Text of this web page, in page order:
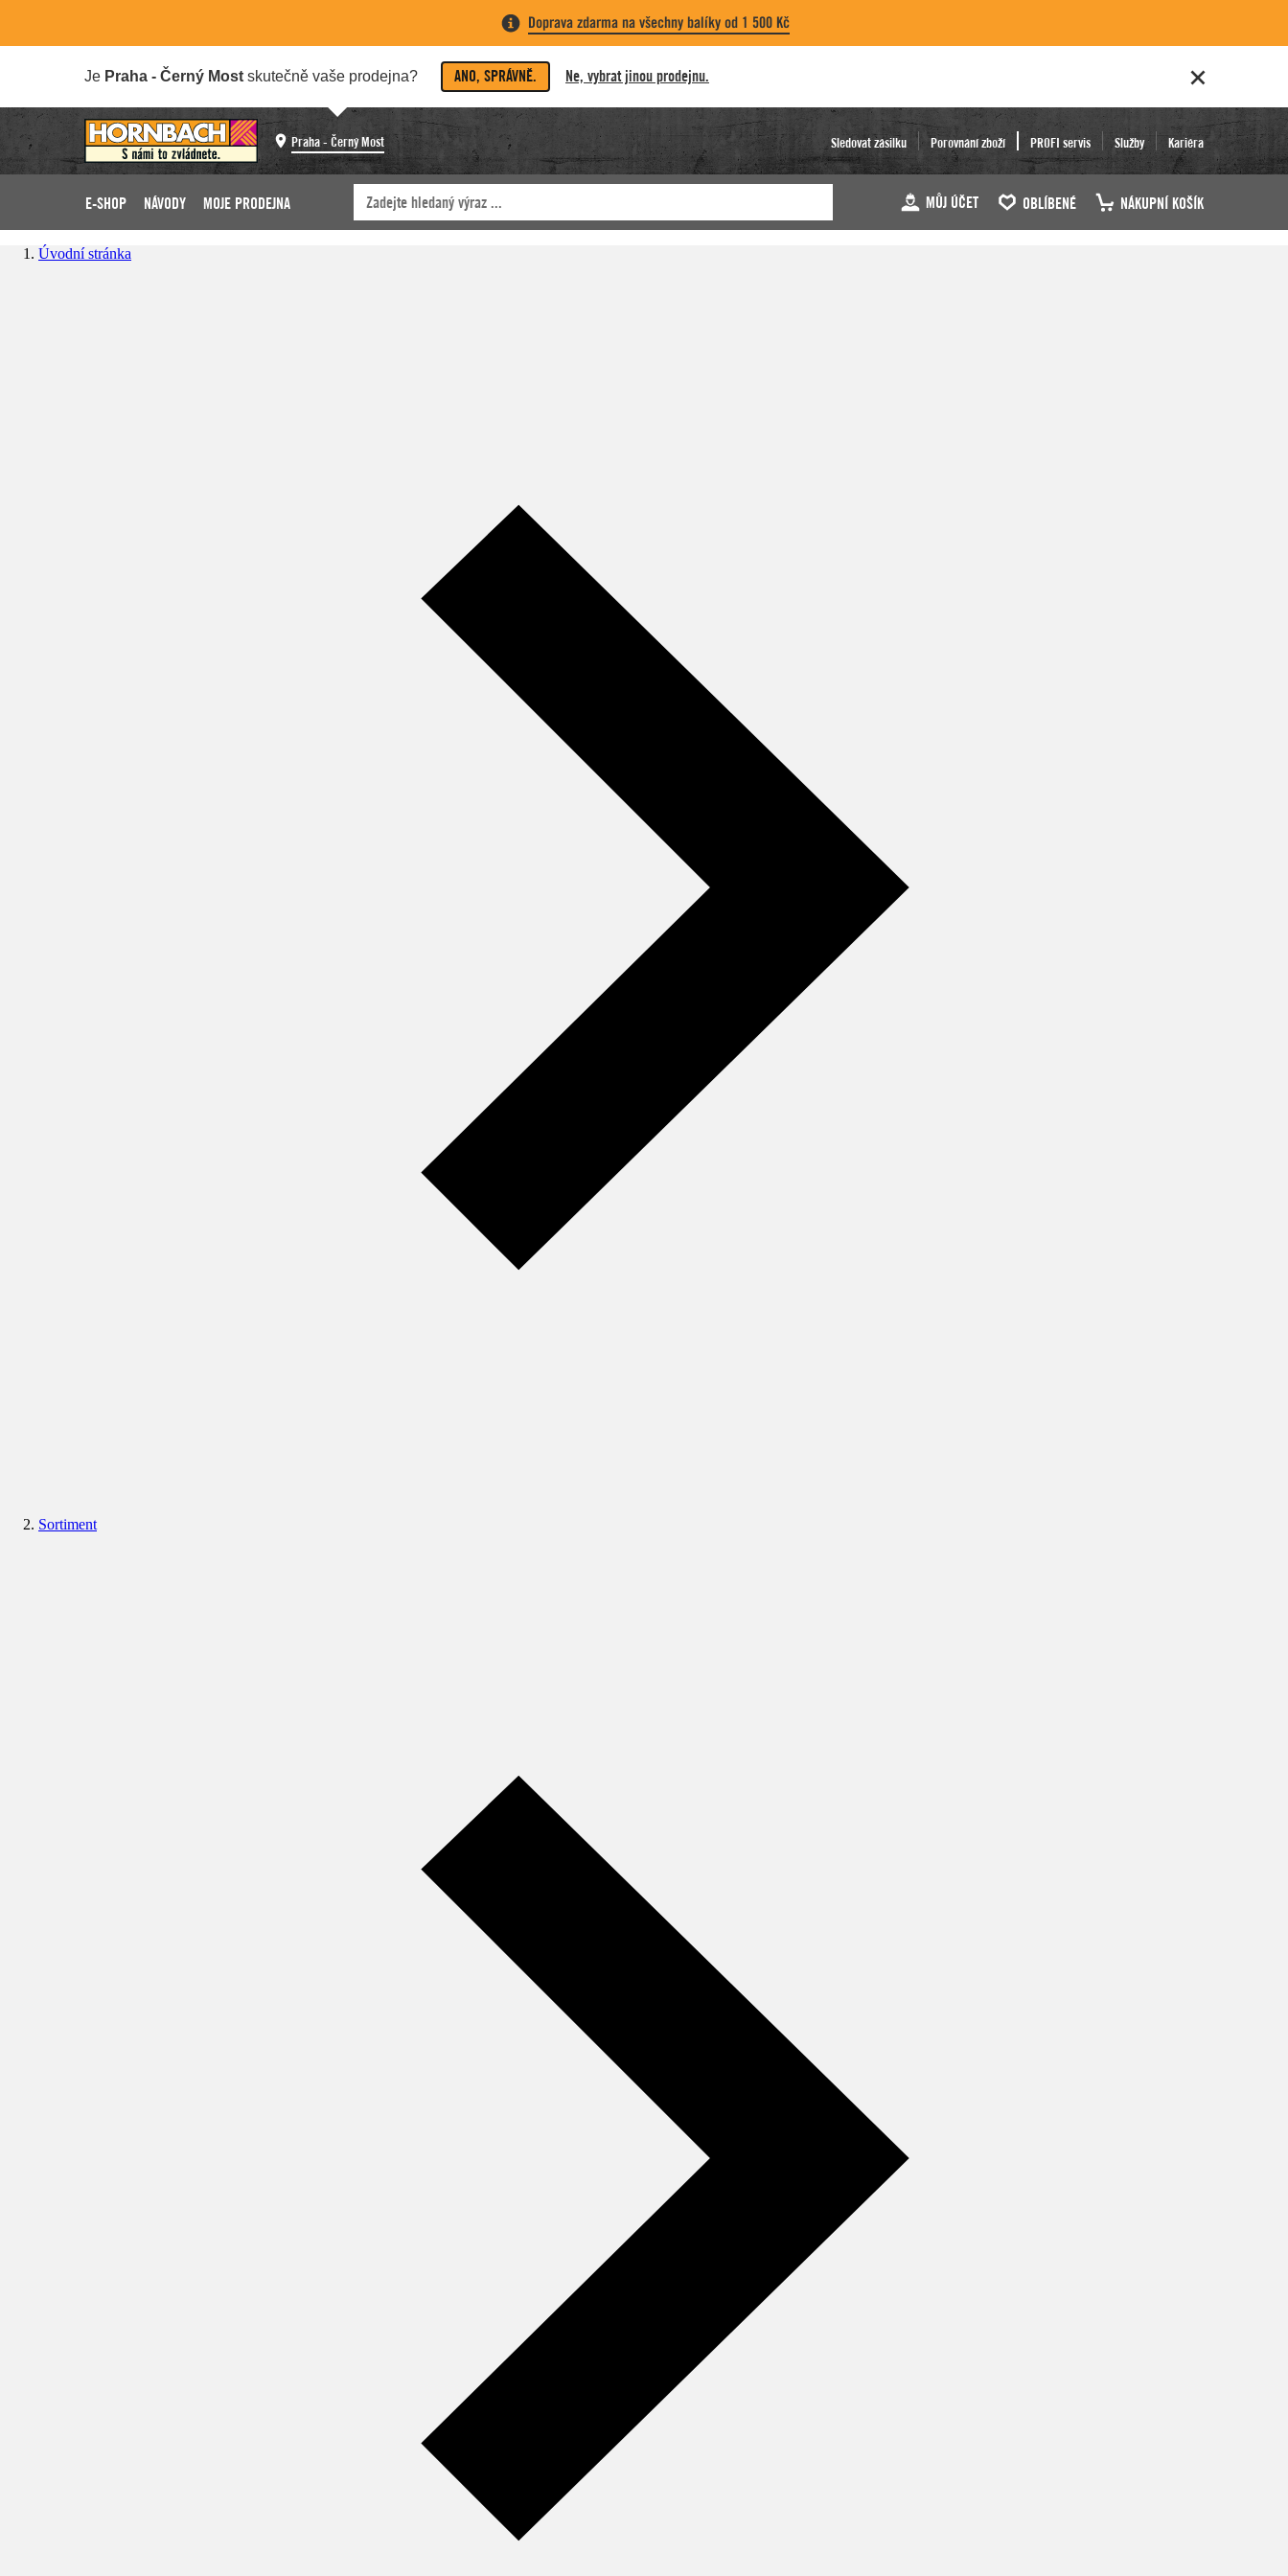
Doprava zdarma na všechny balíky od 1 500 Kč
Je Praha - Černý Most skutečně vaše prodejna? ANO, SPRÁVNĚ. Ne, vybrat jinou prodejnu.
Praha - Černý Most Sledovat zásilku Porovnání zboží PROFI servis Služby Kariéra
E-SHOP NÁVODY MOJE PRODEJNA MŮJ ÚČET OBLÍBENÉ NÁKUPNÍ KOŠÍK
Úvodní stránka
Sortiment